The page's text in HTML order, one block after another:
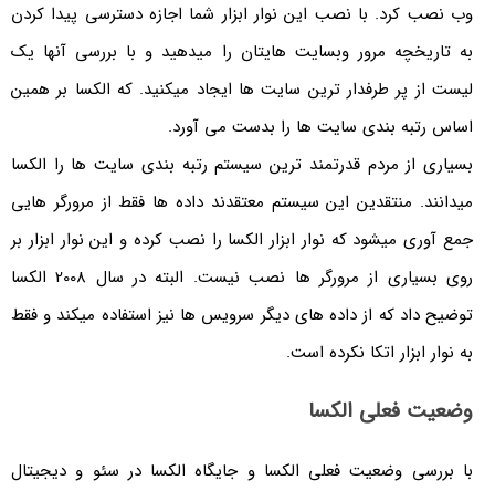
وب نصب کرد. با نصب این نوار ابزار شما اجازه دسترسی پیدا کردن
به تاریخچه مرور وبسایت هایتان را میدهید و با بررسی آنها یک
لیست از پر طرفدار ترین سایت ها ایجاد میکنید. که الکسا بر همین
اساس رتبه بندی سایت ها را بدست می آورد.
بسیاری از مردم قدرتمند ترین سیستم رتبه بندی سایت ها را الکسا
میدانند. منتقدین این سیستم معتقدند داده ها فقط از مرورگر هایی
جمع آوری میشود که نوار ابزار الکسا را نصب کرده و این نوار ابزار بر
روی بسیاری از مرورگر ها نصب نیست. البته در سال 2008 الکسا
توضیح داد که از داده های دیگر سرویس ها نیز استفاده میکند و فقط
به نوار ابزار اتکا نکرده است.
وضعیت فعلی الکسا
با بررسی وضعیت فعلی الکسا و جایگاه الکسا در سئو و دیجیتال